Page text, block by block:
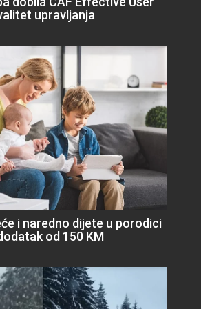
upravljanja
i naredno dijete u porodici
od 150 KM